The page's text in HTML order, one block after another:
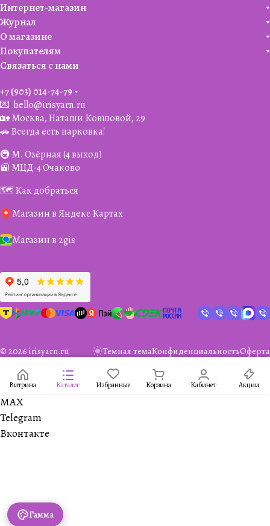
Интернет-магазин
Журнал
О магазине
Покупателям
Связаться с нами
+7 (903) 014-74-79‬
💌 hello@irisyarn.ru
🏡 Москва, Наташи Ковшовой, 29
🚗 Всегда есть парковка!
🚇 М. Озёрная (4 выход)
🚉 МЦД-4 Очаково
🗺️ Как добраться
Магазин в Яндекс Картах
Магазин в 2gis
© 2026 irisyarn.ru Темная темаКонфиденциальностьОферта
Витрина Каталог Избранные Корзина Кабинет Акции
Гамма
MAX
Telegram
Вконтакте